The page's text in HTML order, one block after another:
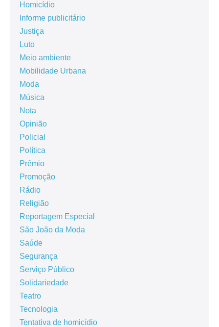
Homicídio
Informe publicitário
Justiça
Luto
Meio ambiente
Mobilidade Urbana
Moda
Música
Nota
Opinião
Policial
Política
Prêmio
Promoção
Rádio
Religião
Reportagem Especial
São João da Moda
Saúde
Segurança
Serviço Público
Solidariedade
Teatro
Tecnologia
Tentativa de homicídio